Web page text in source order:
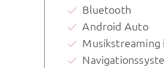
Bluetooth
Android Auto